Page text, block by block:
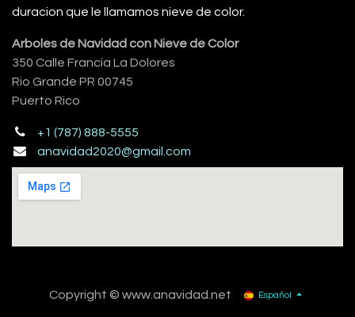
duracion que le llamamos nieve de color.
Arboles de Navidad con Nieve de Color
350 Calle Francia La Dolores
Rio Grande PR 00745
Puerto Rico
+1 (787) 888-5555
anavidad2020@gmail.com
Copyright © www.anavidad.net Español